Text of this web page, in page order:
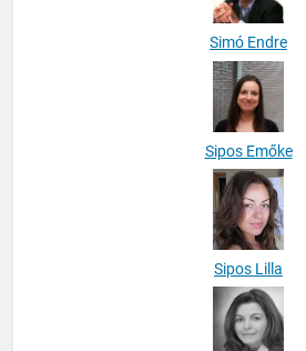
Simó Endre
Sipos Emőke
Sipos Lilla